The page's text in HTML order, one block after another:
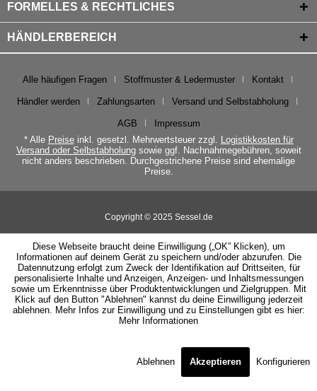
FORMELLES & RECHTLICHES
HÄNDLERBEREICH
Alle häufigen Fragen Stoffmuster & Ledermuster Kontakt
Händler werden Zahlungsarten Versand und Selbstabholung
AGB
Impressum
* Alle Preiseinkl. gesetzl. Mehrwertsteuer zzgl. Logistikkosten für
Versand oder Selbstabholungsowie ggf. Nachnahmegebühren, soweit
nicht anders beschrieben. Durchgestrichene Preise sind ehemalige
Preise.
Copyright © 2025 Sessel.de
Diese Webseite braucht deine Einwilligung („OK” Klicken), um
Informationen auf deinem Gerät zu speichern und/oder abzurufen. Die
Datennutzung erfolgt zum Zweck der Identifikation auf Drittseiten, für
personalisierte Inhalte und Anzeigen, Anzeigen- und Inhaltsmessungen
sowie um Erkenntnisse über Produktentwicklungen und Zielgruppen. Mit
Klick auf den Button "Ablehnen" kannst du deine Einwilligung jederzeit
ablehnen. Mehr Infos zur Einwilligung und zu Einstellungen gibt es hier:
Mehr Informationen
Ablehnen Akzeptieren Konfigurieren